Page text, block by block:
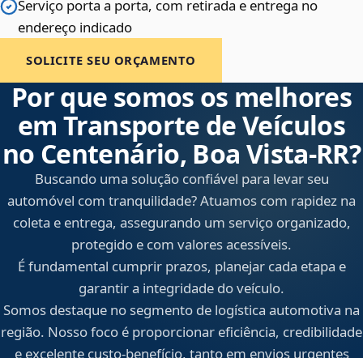
Serviço porta a porta, com retirada e entrega no
endereço indicado
SOLICITE SEU ORÇAMENTO
Por que somos os melhores
em Transporte de Veículos
no Centenário, Boa Vista‑RR?
Buscando uma solução confiável para levar seu
automóvel com tranquilidade? Atuamos com rapidez na
coleta e entrega, assegurando um serviço organizado,
protegido e com valores acessíveis.
É fundamental cumprir prazos, planejar cada etapa e
garantir a integridade do veículo.
Somos destaque no segmento de logística automotiva na
região. Nosso foco é proporcionar eficiência, credibilidade
e excelente custo-benefício, tanto em envios urgentes